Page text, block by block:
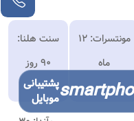
مونتسرات: ۱۲
ماه
سنت هلنا:
۹۰ روز
پشتیبانی
موبایل